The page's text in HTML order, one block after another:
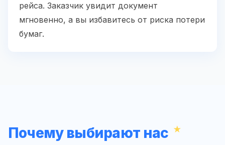
рейса. Заказчик увидит документ
мгновенно, а вы избавитесь от риска потери
бумаг.
Почему выбирают нас